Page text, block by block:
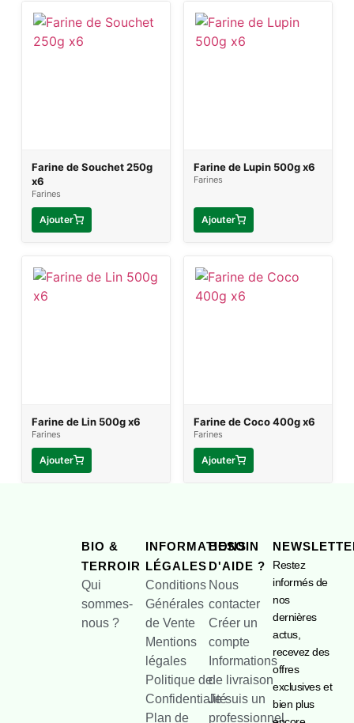
Farine de Souchet 250g
x6
Farines
Ajouter
Farine de Lupin 500g x6
Farines
Ajouter
Farine de Lin 500g x6
Farines
Ajouter
Farine de Coco 400g x6
Farines
Ajouter
BIO &
TERROIR
Qui
sommes-
nous ?
INFORMATIONS
LÉGALES
Conditions
Générales
de Vente
Mentions
légales
Politique de
Confidentialité
Plan de
BESOIN
D'AIDE ?
Nous
contacter
Créer un
compte
Informations
de livraison
Je suis un
professionnel
Restez
informés de
nos
dernières
actus,
recevez des
offres
exclusives et
bien plus